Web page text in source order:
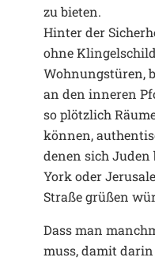
zu bieten.
Hinter der
ohne
Wohnungstüren,
an den inneren
so plötzlich
können,
denen sich Juden
York oder
Straße grüßen
Dass man
muss, damit